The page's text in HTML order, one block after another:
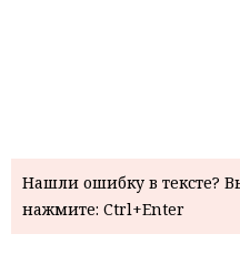
Нашли ошибку в тексте?
нажмите: Ctrl+Enter